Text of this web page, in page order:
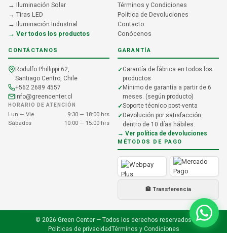
→ Iluminación Solar
→ Tiras LED
→ Iluminación Industrial
→ Ver todos los productos
Términos y Condiciones
Política de Devoluciones
Contacto
Conócenos
CONTÁCTANOS
Rodulfo Phillippi 62,
Santiago Centro, Chile
+562 2689 4557
info@greencenter.cl
HORARIO DE ATENCIÓN
Lun — Vie
9:30 — 18:00 hrs
Sábados
10:00 — 15:00 hrs
GARANTÍA
Garantía de fábrica en todos los
productos
Mínimo de garantía a partir de 6
meses. (según producto)
Soporte técnico post-venta
Devolución por satisfacción:
dentro de 10 días hábiles.
→ Ver política de devoluciones
MÉTODOS DE PAGO
🏦 Transferencia
© 2026 Green Center — Todos los derechos reservados
Políticas de privacidadTérminos y Condiciones